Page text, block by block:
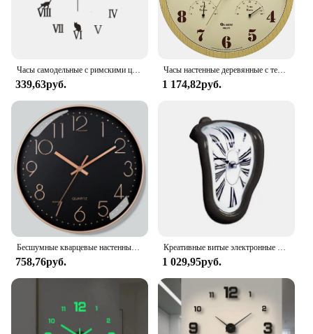
339,63руб.
Часы настенные деревянные с термометром, 12 часов, 9,5 дюйма
1 174,82руб.
Бесшумные кварцевые настенные часы 8 дюймов, круглые трехмерные цифровые современные настенные часы, настенные часы без тикания, для спальни, гостиной
758,76руб.
Креативные витые электронные часы в стиле ретро, домашние декоративные часы для гостиной, бесшумные часы с римскими цифрами
1 029,95руб.